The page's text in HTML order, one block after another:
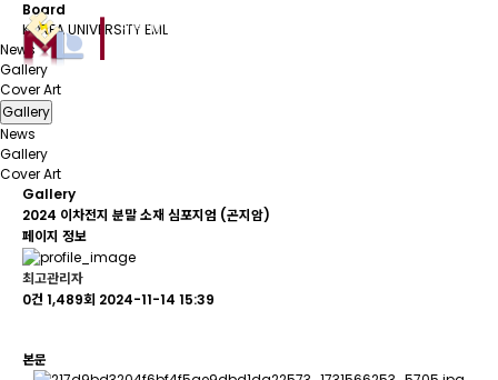
Board
KOREA UNIVERSITY EML
News
Gallery
Cover Art
Gallery
News
Gallery
Cover Art
Gallery
2024 이차전지 분말 소재 심포지엄 (곤지암)
페이지 정보
최고관리자
0건 1,489회 2024-11-14 15:39
본문